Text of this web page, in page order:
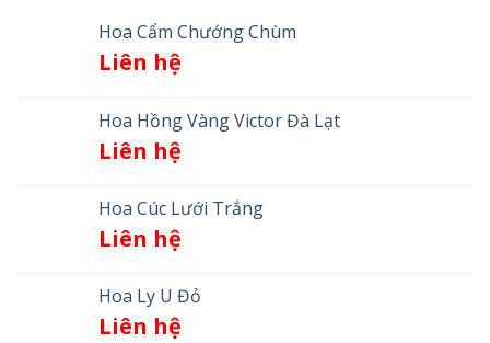
Hoa Cẩm Chướng Chùm
Liên hệ
Hoa Hồng Vàng Victor Đà Lạt
Liên hệ
Hoa Cúc Lưới Trắng
Liên hệ
Hoa Ly U Đỏ
Liên hệ